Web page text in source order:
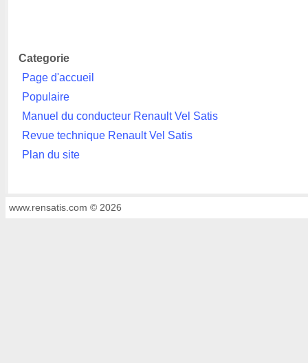
Categorie
Page d'accueil
Populaire
Manuel du conducteur Renault Vel Satis
Revue technique Renault Vel Satis
Plan du site
www.rensatis.com © 2026